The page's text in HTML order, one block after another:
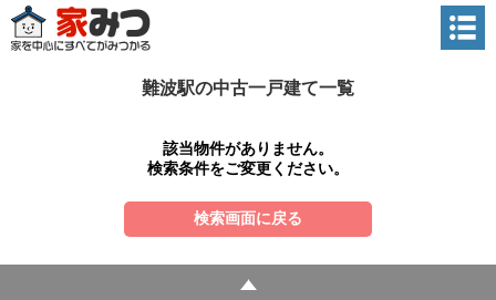
難波駅の中古一戸建て一覧
該当物件がありません。
検索条件をご変更ください。
検索画面に戻る